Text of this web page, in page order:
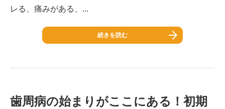
レる、痛みがある、...
続きを読む
歯周病の始まりがここにある！初期